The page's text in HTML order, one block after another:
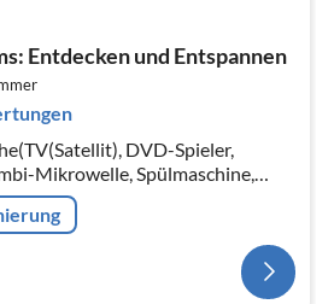
Entdecken und Entspannen
DVD-Spieler,
Mikrowelle, Spülmaschine,
Schlafzimmer(2x